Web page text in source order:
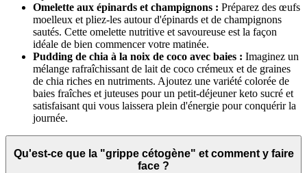
Omelette aux épinards et champignons : Préparez des œufs
moelleux et pliez-les autour d'épinards et de champignons
sautés. Cette omelette nutritive et savoureuse est la façon
idéale de bien commencer votre matinée.
Pudding de chia à la noix de coco avec baies : Imaginez un
mélange rafraîchissant de lait de coco crémeux et de graines
de chia riches en nutriments. Ajoutez une variété colorée de
baies fraîches et juteuses pour un petit-déjeuner keto sucré et
satisfaisant qui vous laissera plein d'énergie pour conquérir la
journée.
Qu'est-ce que la "grippe cétogène" et comment y faire
face ?